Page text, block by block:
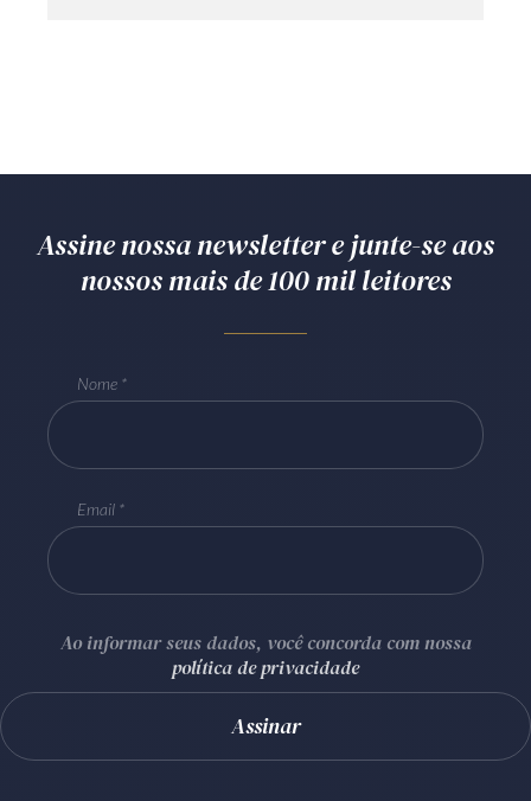
Assine nossa newsletter e junte-se aos
nossos mais de 100 mil leitores
Nome
Email
Ao informar seus dados, você concorda com nossa
política de privacidade